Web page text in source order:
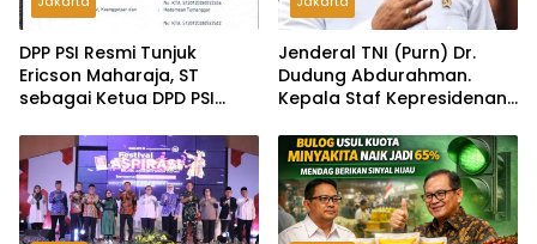
DPP PSI Resmi Tunjuk
Ericson Maharaja, ST
sebagai Ketua DPD PSI
Jenderal TNI (Purn) Dr.
Dudung Abdurahman.
Kepala Staf Kepresidenan
MBG: Tak Sesuai Aturan di
Lapangan, Akan Dibabat